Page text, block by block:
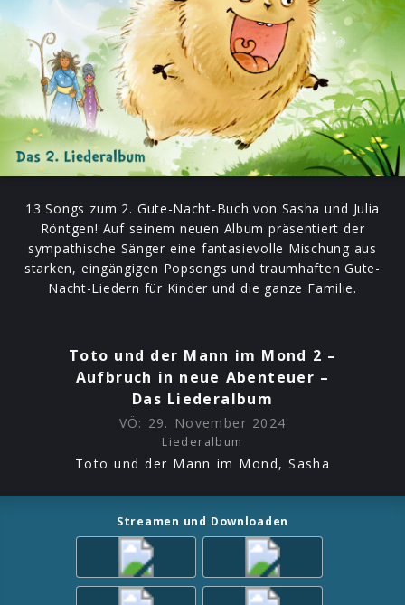
13 Songs zum 2. Gute-Nacht-Buch von Sasha und Julia
Röntgen! Auf seinem neuen Album präsentiert der
sympathische Sänger eine fantasievolle Mischung aus
starken, eingängigen Popsongs und traumhaften Gute-
Nacht-Liedern für Kinder und die ganze Familie.
Toto und der Mann im Mond 2 –
Aufbruch in neue Abenteuer –
Das Liederalbum
VÖ: 29. November 2024
Liederalbum
Toto und der Mann im Mond, Sasha
Streamen und Downloaden